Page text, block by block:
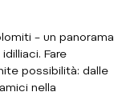
– un panorama
Fare
possibilità: dalle
nella